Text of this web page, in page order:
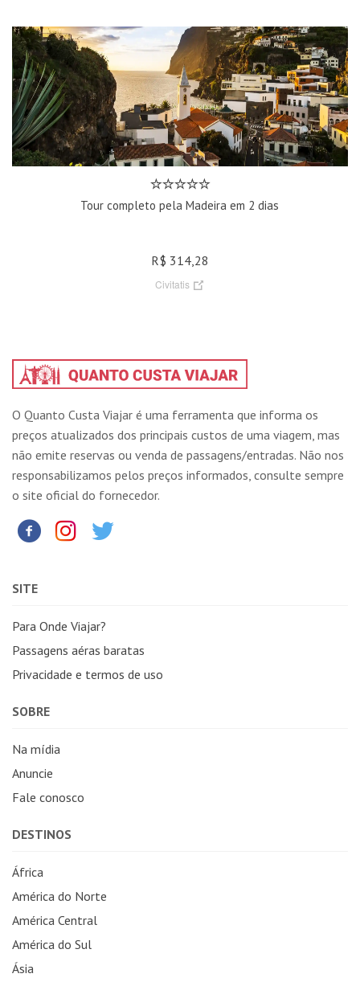
Tour completo pela Madeira em 2 dias
R$ 314,28
Civitatis
O Quanto Custa Viajar é uma ferramenta que informa os
preços atualizados dos principais custos de uma viagem, mas
não emite reservas ou venda de passagens/entradas. Não nos
responsabilizamos pelos preços informados, consulte sempre
o site oficial do fornecedor.
SITE
Para Onde Viajar?
Passagens aéras baratas
Privacidade e termos de uso
SOBRE
Na mídia
Anuncie
Fale conosco
DESTINOS
África
América do Norte
América Central
América do Sul
Ásia